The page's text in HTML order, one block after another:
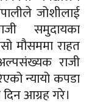
जोशीलाई
समुदायका
मौसममा राहत
राजी
न्यायो कपडा
दिन आग्रह गरे।